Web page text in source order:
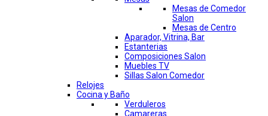
Mesas de Comedor
Salon
Mesas de Centro
Aparador, Vitrina, Bar
Estanterias
Composiciones Salon
Muebles TV
Sillas Salon Comedor
Relojes
Cocina y Baño
Verduleros
Camareras